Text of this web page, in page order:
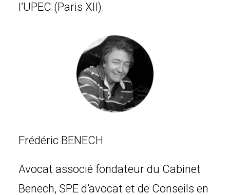
l’UPEC (Paris XII).
Frédéric BENECH
Avocat associé fondateur du Cabinet
Benech, SPE d’avocat et de Conseils en